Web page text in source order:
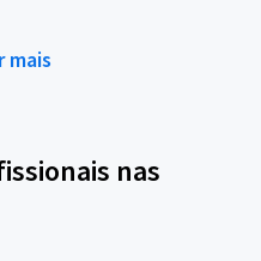
mais
nas